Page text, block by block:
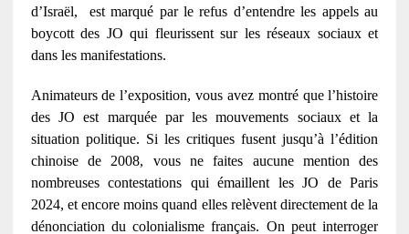
d’Israël, est marqué par le refus d’entendre les appels au
boycott des JO qui fleurissent sur les réseaux sociaux et
dans les manifestations.
Animateurs de l’exposition, vous avez montré que l’histoire
des JO est marquée par les mouvements sociaux et la
situation politique. Si les critiques fusent jusqu’à l’édition
chinoise de 2008, vous ne faites aucune mention des
nombreuses contestations qui émaillent les JO de Paris
2024, et encore moins quand elles relèvent directement de la
dénonciation du colonialisme français. On peut interroger